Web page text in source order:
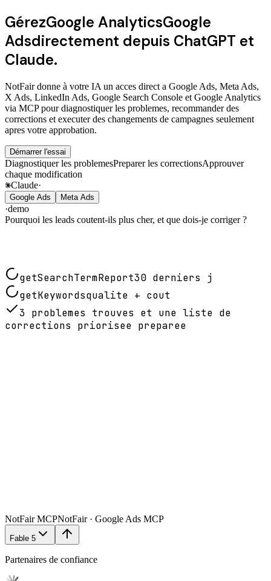
GérezGoogle AnalyticsGoogle
Adsdirectement depuis ChatGPT et
Claude.
NotFair donne à votre IA un acces direct a Google Ads, Meta Ads,
X Ads, LinkedIn Ads, Google Search Console et Google Analytics
via MCPpour diagnostiquer les problemes, recommander des
corrections et executer des changements de campagnes seulement
apres votre approbation.
Démarrer l'essai
Diagnostiquer les problemesPreparer les correctionsApprouver
chaque modification
Claude·
Google Ads Meta Ads
·demo
Pourquoi les leads coutent-ils plus cher, et que dois-je corriger ?
getSearchTermReport30 derniers j
getKeywordsqualite + cout
3 problemes trouves et une liste de
corrections priorisee preparee
NotFair MCPNotFair · Google Ads MCP
Fable 5
Partenaires de confiance